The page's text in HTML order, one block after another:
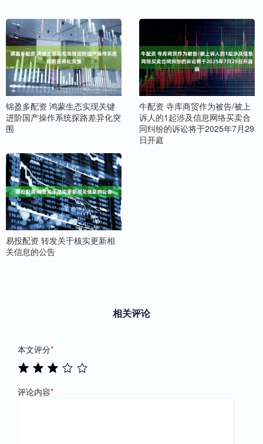
锦盈多配资 鸿蒙生态实现关键
进阶国产操作系统探路差异化突
围
牛配资 寺库商贸作为被告/被上
诉人的1起涉及信息网络买卖合
同纠纷的诉讼将于2025年7月29
日开庭
易投配资 转发关于核实更新相
关信息的公告
相关评论
本文评分*
评论内容*